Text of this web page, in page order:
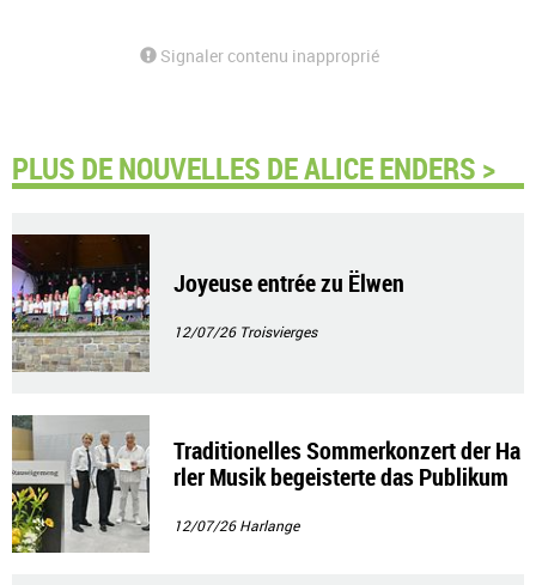
Signaler contenu inapproprié
PLUS DE NOUVELLES DE ALICE ENDERS >
Joyeuse entrée zu Ëlwen
12/07/26 Troisvierges
Traditionelles Sommerkonzert der Ha
rler Musik begeisterte das Publikum
12/07/26Harlange